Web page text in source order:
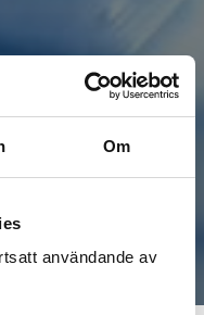
Om
användande av